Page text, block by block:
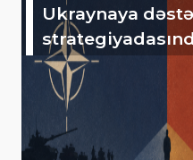
Ukraynaya